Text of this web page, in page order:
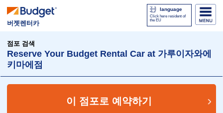
버젯렌터카
language
Click here resident of
the EU
점포 검색
Reserve Your Budget Rental Car at 가루이자와에
키마에점
이 점포로 예약하기